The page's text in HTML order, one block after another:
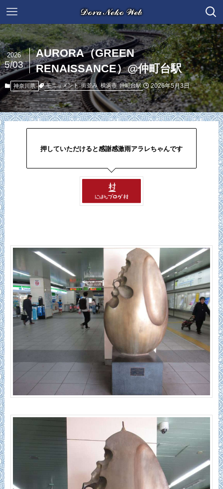
AURORA（GREEN
RENAISSANCE）@仲町台駅
2026
5/03
神奈川県 モニュメント 街並み 横浜市 仲町台駅 2026年5月3日
押していただけると感謝感激雨アラレちゃんです